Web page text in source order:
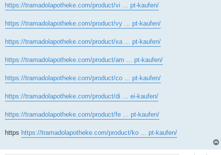
https://tramadolapotheke.com/product/vi ... pt-kaufen/
https://tramadolapotheke.com/product/vy ... pt-kaufen/
https://tramadolapotheke.com/product/xa ... pt-kaufen/
https://tramadolapotheke.com/product/am ... pt-kaufen/
https://tramadolapotheke.com/product/co ... pt-kaufen/
https://tramadolapotheke.com/product/di ... ei-kaufen/
https://tramadolapotheke.com/product/fe ... pt-kaufen/
https https://tramadolapotheke.com/product/ko ... pt-kaufen/